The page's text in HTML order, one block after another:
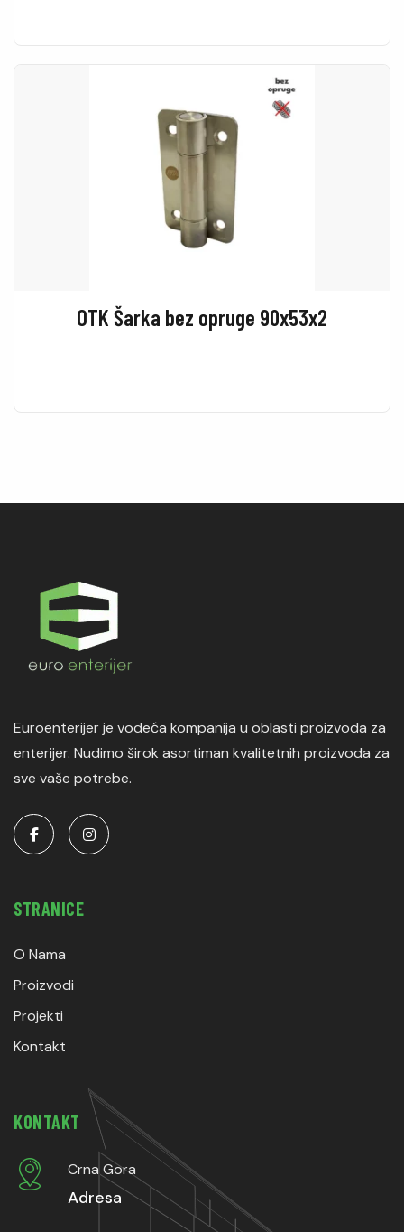
OTK Šarka bez opruge 90x53x2
Euroenterijer je vodeća kompanija u oblasti proizvoda za
enterijer. Nudimo širok asortiman kvalitetnih proizvoda za
sve vaše potrebe.
STRANICE
O Nama
Proizvodi
Projekti
Kontakt
KONTAKT
Crna Gora
Adresa